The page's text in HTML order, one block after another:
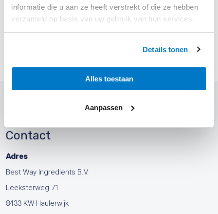
informatie die u aan ze heeft verstrekt of die ze hebben
verzameld op basis van uw gebruik van hun services.
Details tonen
Alles toestaan
Aanpassen
Deel dit bericht met vrienden
Contact
Adres
Best Way Ingredients B.V.
Leeksterweg 71
8433 KW Haulerwijk